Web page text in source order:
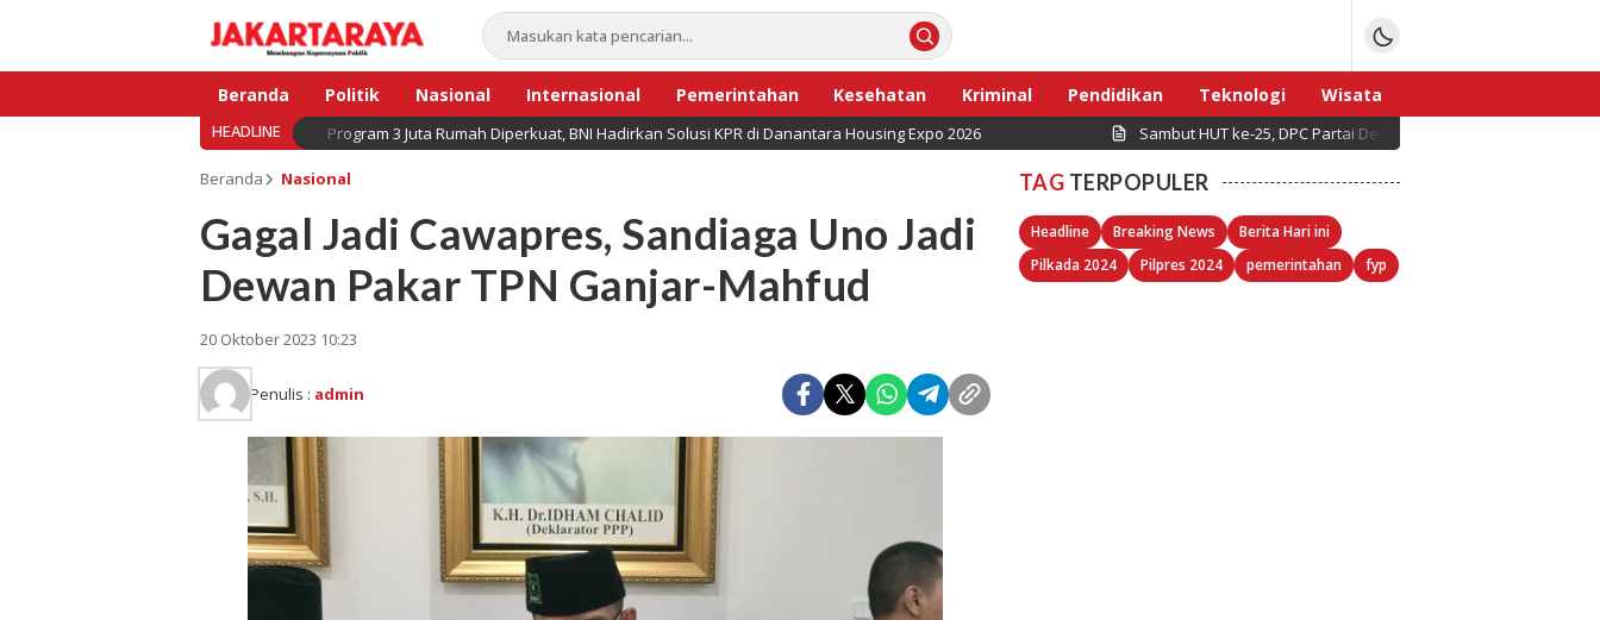
Beranda Politik Nasional Internasional Pemerintahan Kesehatan Kriminal Pendidikan Teknologi
Wisata
Bisnis
Sport
HEADLINE Program 3 Juta Rumah Diperkuat, BNI Hadirkan Solusi KPR di Danantara Housing Expo 2026 Sambut HUT ke-25, DPC Partai Demokrat Pulau Seribu Gelar
Beranda Nasional
Gagal Jadi Cawapres, Sandiaga Uno Jadi
Dewan Pakar TPN Ganjar-Mahfud
20 Oktober 2023 10:23
Penulis : admin
TAG TERPOPULER
Headline Breaking News
Berita Hari ini
Pilkada 2024
Pilpres 2024 pemerintahan fyp